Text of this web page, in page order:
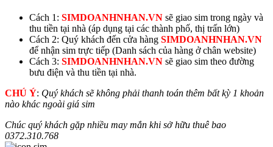
Cách 1: SIMDOANHNHAN.VN sẽ giao sim trong ngày và
thu tiền tại nhà (áp dụng tại các thành phố, thị trấn lớn)
Cách 2: Quý khách đến cửa hàng SIMDOANHNHAN.VN
để nhận sim trực tiếp (Danh sách của hàng ở chân website)
Cách 3: SIMDOANHNHAN.VN sẽ giao sim theo đường
bưu điện và thu tiền tại nhà.
CHÚ Ý: Quý khách sẽ không phải thanh toán thêm bất kỳ 1 khoản
nào khác ngoài giá sim
Chúc quý khách gặp nhiều may mắn khi sở hữu thuê bao
0372.310.768